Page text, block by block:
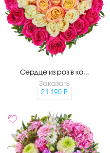
Сердце из роз в ко...
Заказать
21 190